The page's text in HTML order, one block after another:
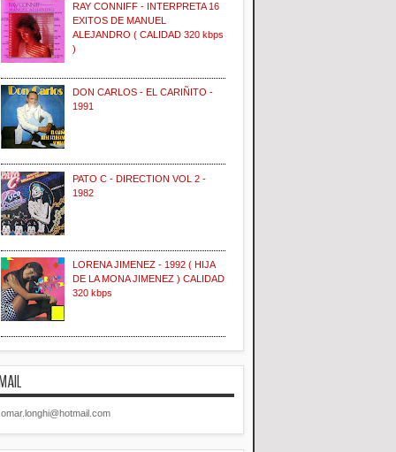
RAY CONNIFF - INTERPRETA 16
EXITOS DE MANUEL
ALEJANDRO ( CALIDAD 320 kbps
)
DON CARLOS - EL CARIÑITO -
1991
PATO C - DIRECTION VOL 2 -
1982
LORENA JIMENEZ - 1992 ( HIJA
DE LA MONA JIMENEZ ) CALIDAD
320 kbps
omar.longhi@hotmail.com